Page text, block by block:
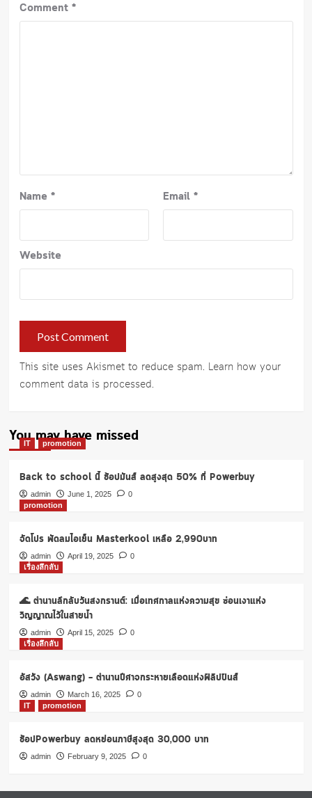
Comment *
Name * Email *
Website
This site uses Akismet to reduce spam. Learn how your
comment data is processed.
You may have missed
IT promotion
Back to school นี้ ช้อปมันส์ ลดสูงสุด 50% ที่ Powerbuy
admin June 1, 2025
0
promotion
จัดโปร พัดลมไอเย็น Masterkool เหลือ 2,990บาท
admin April 19, 2025
0
เรื่องลึกลับ
🌊 ตำนานลึกลับวันสงกรานต์: เมื่อเทศกาลแห่งความสุข ซ่อนเงาแห่ง
วิญญาณไว้ในสายน้ำ
admin April 15, 2025
0
เรื่องลึกลับ
อัสวัง (Aswang) – ตำนานปีศาจกระหายเลือดแห่งฟิลิปปินส์
admin March 16, 2025
0
IT
promotion
ช้อปPowerbuy ลดหย่อนภาษีสูงสุด 30,000 บาท
admin February 9, 2025 0